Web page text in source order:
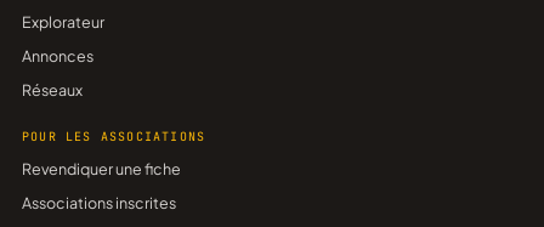
Explorateur
Annonces
Réseaux
POUR LES ASSOCIATIONS
Revendiquer une fiche
Associations inscrites